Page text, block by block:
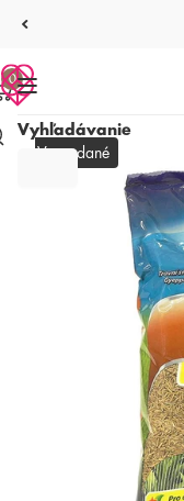
Vyhľadávanie
0
Vypredané